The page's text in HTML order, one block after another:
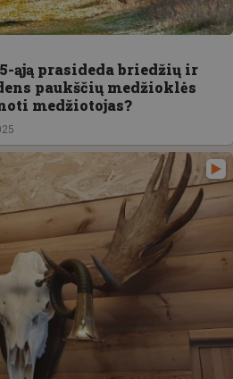
ąją prasideda briedžių ir
paukščių medžioklės
medžiotojas?